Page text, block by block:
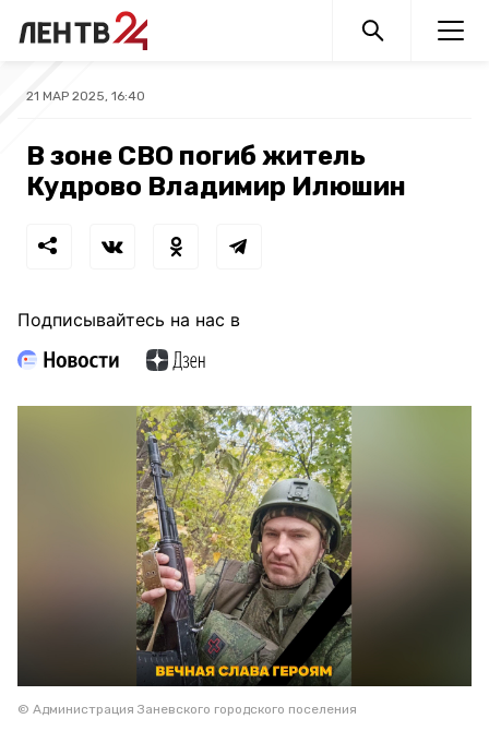
21 МАР 2025, 16:40
В зоне СВО погиб житель
Кудрово Владимир Илюшин
Подписывайтесь на нас в
© Администрация Заневского городского поселения